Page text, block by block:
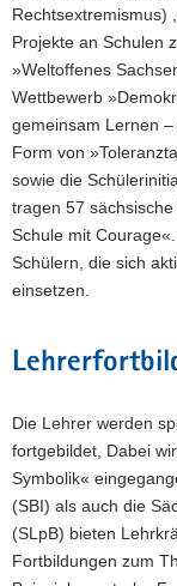
Rechtsextremismus)
Projekte an Schulen
»Weltoffenes
Wettbewerb
gemeinsam Lernen
Form von
sowie die
tragen 57
Schule mit
Schülern, die sich
einsetzen.
Die Lehrer werden
fortgebildet, Dabei
Symbolik«
(SBI) als auch die
(SLpB) bieten
Fortbildungen zum